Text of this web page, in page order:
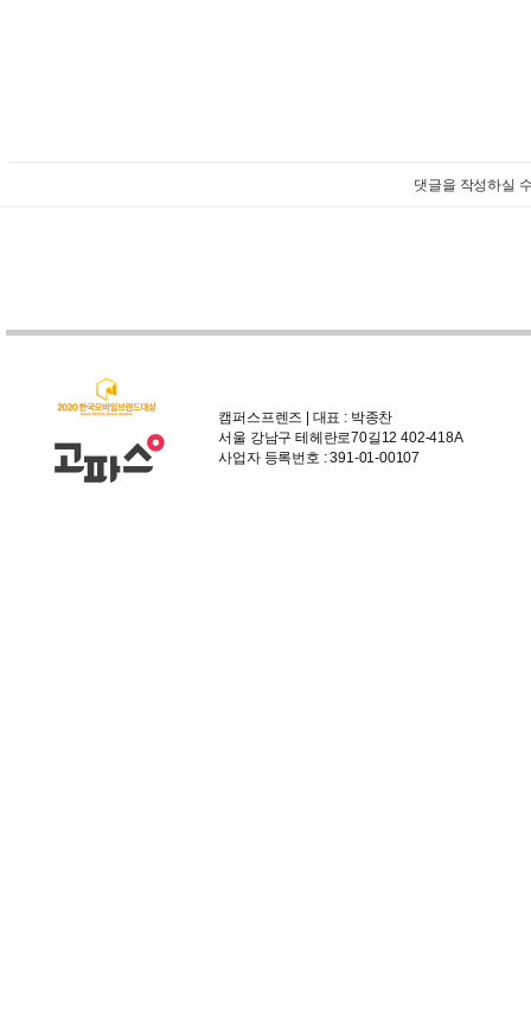
댓글을 작성하실
캠퍼스프렌즈 | 대표 : 박종찬
서울 강남구 테헤란로70길12 402-418A
사업자 등록번호 : 391-01-00107